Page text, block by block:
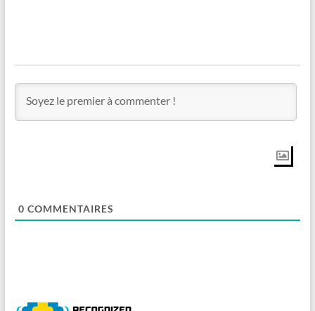
0 COMMENTAIRES